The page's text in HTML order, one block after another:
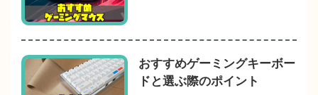
おすすめゲーミングキーボー
ドと選ぶ際のポイント